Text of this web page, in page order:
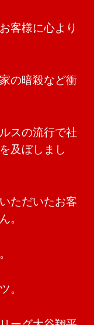
客様に心より
の暗殺など衝
スの流行で社
及ぼしまし
ただいたお客
。
。